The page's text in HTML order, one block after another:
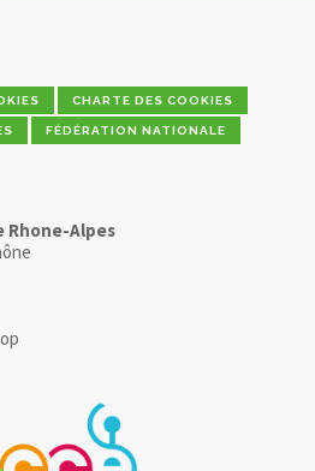
CHARTE DES COOKIES
FÉDÉRATION NATIONALE
Rhone-Alpes